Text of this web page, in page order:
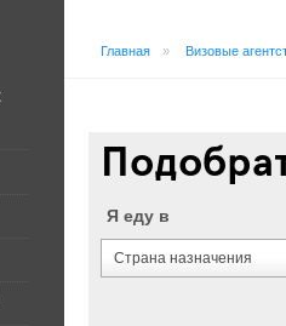
Главная » Визовые
Я еду в
Страна назначения